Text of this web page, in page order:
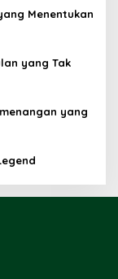
Menentukan
yang Tak
yang